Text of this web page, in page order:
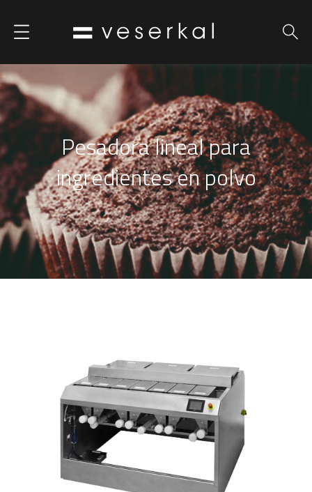
Pesadora lineal para
ingredientes en polvo